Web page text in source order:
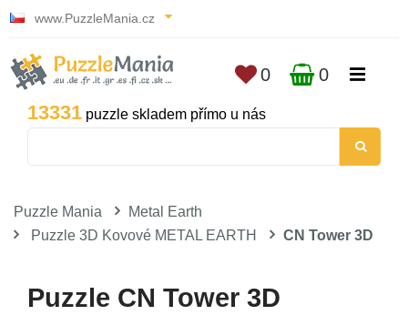
www.PuzzleMania.cz
13331 puzzle skladem přímo u nás
0 0
Puzzle Mania
Metal Earth
Puzzle 3D Kovové METAL EARTH
CN Tower 3D
Puzzle CN Tower 3D